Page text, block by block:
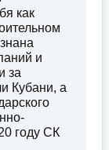
как
и
за
Кубани, а
году СК